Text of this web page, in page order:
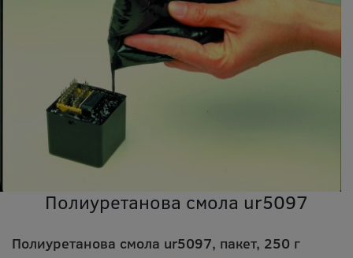
Полиуретанова смола ur5097
Полиуретанова смола ur5097, пакет, 250 г